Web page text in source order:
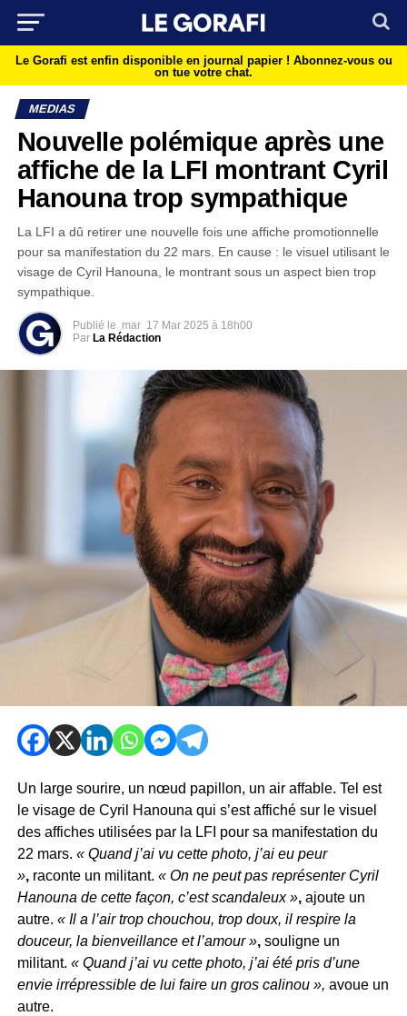
Le Gorafi est enfin disponible en journal papier ! Abonnez-vous ou
on tue votre chat.
MEDIAS
Nouvelle polémique après une
affiche de la LFI montrant Cyril
Hanouna trop sympathique
La LFI a dû retirer une nouvelle fois une affiche promotionnelle
pour sa manifestation du 22 mars. En cause : le visuel utilisant le
visage de Cyril Hanouna, le montrant sous un aspect bien trop
sympathique.
Publié le mar 17 Mar 2025 à 18h00
Par La Rédaction
Un large sourire, un nœud papillon, un air affable. Tel est
le visage de Cyril Hanouna qui s’est affiché sur le visuel
des affiches utilisées par la LFI pour sa manifestation du
22 mars. « Quand j’ai vu cette photo, j’ai eu peur
»,raconte un militant. « On ne peut pas représenter Cyril
Hanouna de cette façon, c’est scandaleux »,ajoute un
autre. « Il a l’air trop chouchou, trop doux, il respire la
douceur, la bienveillance et l’amour »,souligne un
militant. « Quand j’ai vu cette photo, j’ai été pris d’une
envie irrépressible de lui faire un gros calinou », avoue un
autre.